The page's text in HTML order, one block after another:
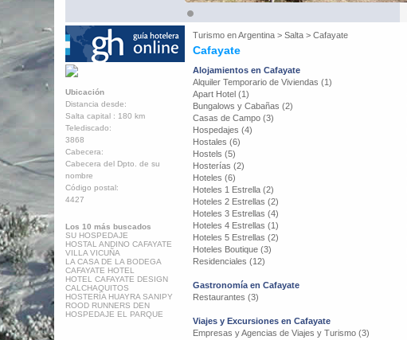
Turismo enArgentina > Salta > Cafayate
Cafayate
Ubicación
Distancia desde:
Salta capital : 180 km
Telediscado:
3868
Cabecera:
Cabecera del Dpto. de su
nombre
Código postal:
4427
Los 10 más buscados
SU HOSPEDAJE
HOSTAL ANDINO CAFAYATE
VILLA VICUÑA
LA CASA DE LA BODEGA
CAFAYATE HOTEL
HOTEL CAFAYATE DESIGN
CALCHAQUITOS
HOSTERÍA HUAYRA SANIPY
ROOD RUNNERS DEN
HOSPEDAJE EL PARQUE
Alojamientos en Cafayate
Alquiler Temporario de Viviendas (1)
Apart Hotel (1)
Bungalows y Cabañas (2)
Casas de Campo (3)
Hospedajes (4)
Hostales (6)
Hostels (5)
Hosterías (2)
Hoteles (6)
Hoteles 1 Estrella (2)
Hoteles 2 Estrellas (2)
Hoteles 3 Estrellas (4)
Hoteles 4 Estrellas (1)
Hoteles 5 Estrellas (2)
Hoteles Boutique (3)
Residenciales (12)
Gastronomía en Cafayate
Restaurantes (3)
Viajes y Excursiones en Cafayate
Empresas y Agencias de Viajes y Turismo (3)